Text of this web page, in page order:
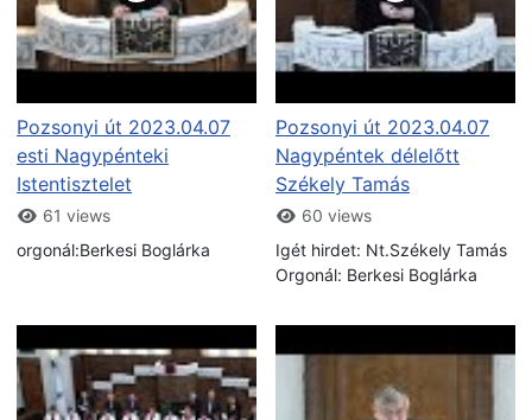
Pozsonyi út 2023.04.07
esti Nagypénteki
Istentisztelet
61 views
orgonál:Berkesi Boglárka
Pozsonyi út 2023.04.07
Nagypéntek délelőtt
Székely Tamás
60 views
Igét hirdet: Nt.Székely Tamás
Orgonál: Berkesi Boglárka